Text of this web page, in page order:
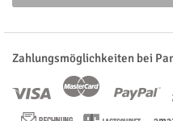
Zahlungsmöglichkeiten bei